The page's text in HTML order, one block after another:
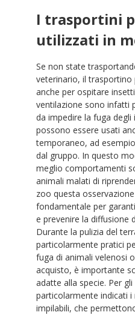
I trasportini
utilizzati in
Se non state
veterinario, il trasportino
anche per ospitare
ventilazione sono infatti
da impedire la fuga
possono essere usati
temporaneo, ad
dal gruppo. In questo
meglio comportamenti
animali malati di
zoo questa
fondamentale per
e prevenire la diffusione
Durante la pulizia del
particolarmente pratici
fuga di animali velenosi
acquisto, è importante
adatte alla specie. Per
particolarmente indicati i
impilabili, che